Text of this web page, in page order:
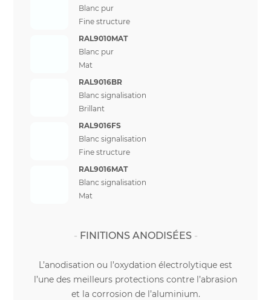
Blanc pur
Fine structure
RAL9010MAT
Blanc pur
Mat
RAL9016BR
Blanc signalisation
Brillant
RAL9016FS
Blanc signalisation
Fine structure
RAL9016MAT
Blanc signalisation
Mat
FINITIONS ANODISÉES
L’anodisation ou l’oxydation électrolytique est
l’une des meilleurs protections contre l’abrasion
et la corrosion de l’aluminium.